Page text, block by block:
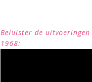
Beluister de
1968: